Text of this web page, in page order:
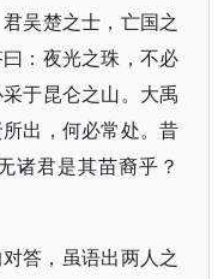
吴楚之士，亡国之
：夜光之珠，不必
于昆仑之山。大禹
出，何必常处。昔
诸君是其苗裔乎？
答，虽语出两人之